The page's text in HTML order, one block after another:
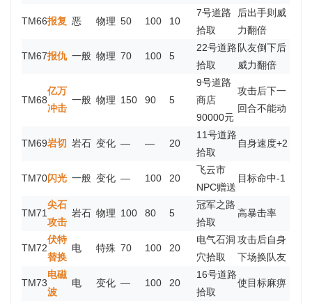
TM66报复 恶 物理 50 100 10
7号道路
拾取
后出手则威
力翻倍
TM67报仇 一般 物理 70 100 5
22号道路
拾取
队友倒下后
威力翻倍
TM68
亿万
冲击
一般 物理 150 90 5
9号道路
商店
90000元
攻击后下一
回合不能动
TM69岩切 岩石 变化 — — 20
11号道路
拾取
自身速度+2
TM70闪光 一般 变化 — 100 20
飞云市
NPC赠送
目标命中-1
TM71
尖石
攻击
岩石 物理 100 80 5
冠军之路
拾取
高暴击率
TM72
伏特
替换
电 特殊 70 100 20
电气石洞
穴拾取
攻击后自身
下场换队友
TM73
电磁
波
电 变化 — 100 20
16号道路
拾取
使目标麻痹